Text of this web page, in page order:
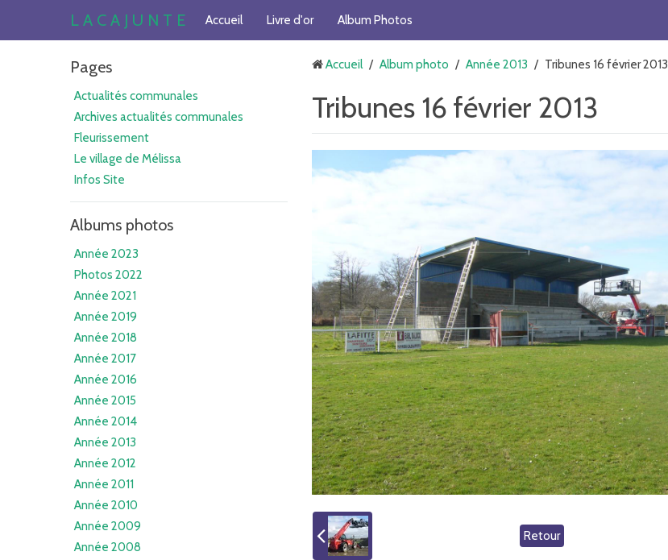
L A C A J U N T E Accueil Livre d'or Album Photos
Pages
Actualités communales
Archives actualités communales
Fleurissement
Le village de Mélissa
Infos Site
Albums photos
Année 2023
Photos 2022
Année 2021
Année 2019
Année 2018
Année 2017
Année 2016
Année 2015
Année 2014
Année 2013
Année 2012
Année 2011
Année 2010
Année 2009
Année 2008
Accueil / Album photo / Année 2013 / Tribunes 16 février 2013
Tribunes 16 février 2013
Retour